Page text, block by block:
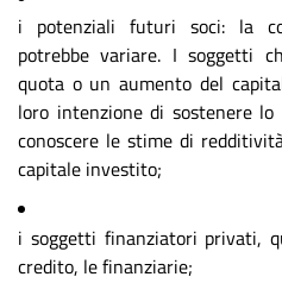
i potenziali futuri soci: la
potrebbe variare. I soggetti
quota o un aumento del
loro intenzione di sostenere
conoscere le stime di
capitale investito;
i soggetti finanziatori privati,
credito, le finanziarie;